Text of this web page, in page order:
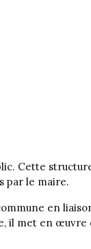
Cette
par le maire.
en
il met en